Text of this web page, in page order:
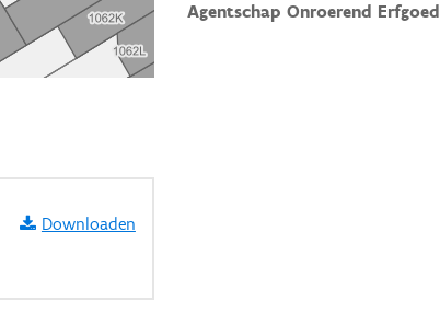
Agentschap Onroerend Erfgoed
Downloaden